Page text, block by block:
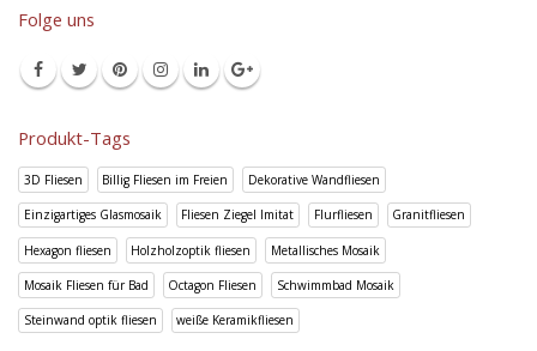
Folge uns
Produkt-Tags
3D Fliesen Billig Fliesen im Freien Dekorative Wandfliesen
Einzigartiges Glasmosaik Fliesen Ziegel Imitat Flurfliesen Granitfliesen
Hexagon fliesen Holzholzoptik fliesen Metallisches Mosaik
Mosaik Fliesen für Bad Octagon Fliesen Schwimmbad Mosaik
Steinwand optik fliesen weiße Keramikfliesen